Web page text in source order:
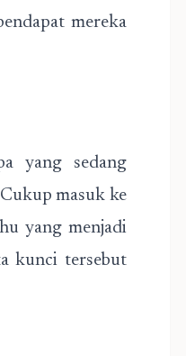
mereka
yang sedang
masuk ke
yang menjadi
kunci tersebut